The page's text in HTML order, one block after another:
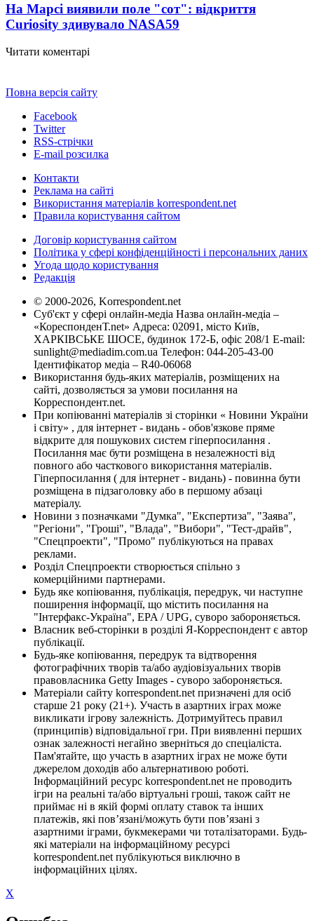
На Марсі виявили поле "сот": відкриття
Curiosity здивувало NASA59
Читати коментарі
Повна версія сайту
Facebook
Twitter
RSS-стрічки
E-mail розсилка
Контакти
Реклама на сайті
Використання матеріалів korrespondent.net
Правила користування сайтом
Договір користування сайтом
Політика у сфері конфіденційності і персональних даних
Угода щодо користування
Редакція
© 2000-2026, Korrespondent.net
Суб'єкт у сфері онлайн-медіа Назва онлайн-медіа –
«КореспонденТ.net» Адреса: 02091, місто Київ,
ХАРКІВСЬКЕ ШОСЕ, будинок 172-Б, офіс 208/1 E-mail:
sunlight@mediadim.com.ua Телефон: 044-205-43-00
Ідентифікатор медіа – R40-06068
Використання будь-яких матеріалів, розміщених на
сайті, дозволяється за умови посилання на
Корреспондент.net.
При копіюванні матеріалів зі сторінки « Новини України
і світу» , для інтернет - видань - обов'язкове пряме
відкрите для пошукових систем гіперпосилання .
Посилання має бути розміщена в незалежності від
повного або часткового використання матеріалів.
Гіперпосилання ( для інтернет - видань) - повинна бути
розміщена в підзаголовку або в першому абзаці
матеріалу.
Новини з позначками "Думка", "Експертиза", "Заява",
"Регіони", "Гроші", "Влада", "Вибори", "Тест-драйв",
"Спецпроекти", "Промо" публікуються на правах
реклами.
Розділ Спецпроекти створюється спільно з
комерційними партнерами.
Будь яке копіювання, публікація, передрук, чи наступне
поширення інформації, що містить посилання на
"Інтерфакс-Україна", EPA / UPG, суворо забороняється.
Власник веб-сторінки в розділі Я-Корреспондент є автор
публікації.
Будь-яке копіювання, передрук та відтворення
фотографічних творів та/або аудіовізуальних творів
правовласника Getty Images - суворо забороняється.
Матеріали сайту korrespondent.net призначені для осіб
старше 21 року (21+). Участь в азартних іграх може
викликати ігрову залежність. Дотримуйтесь правил
(принципів) відповідальної гри. При виявленні перших
ознак залежності негайно зверніться до спеціаліста.
Пам'ятайте, що участь в азартних іграх не може бути
джерелом доходів або альтернативою роботі.
Інформаційний ресурс korrespondent.net не проводить
ігри на реальні та/або віртуальні гроші, також сайт не
приймає ні в якій формі оплату ставок та інших
платежів, які пов’язані/можуть бути пов’язані з
азартними іграми, букмекерами чи тоталізаторами. Будь-
які матеріали на інформаційному ресурсі
korrespondent.net публікуються виключно в
інформаційних цілях.
X